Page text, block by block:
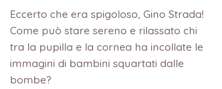
Eccerto che era spigoloso, Gino Strada!
Come può stare sereno e rilassato chi
tra la pupilla e la cornea ha incollate le
immagini di bambini squartati dalle
bombe?